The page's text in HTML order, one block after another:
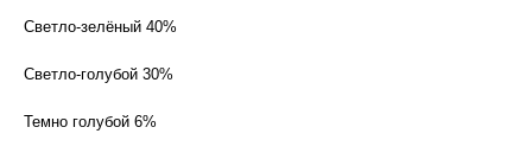
Светло-зелёный 40%
Светло-голубой 30%
Темно голубой 6%